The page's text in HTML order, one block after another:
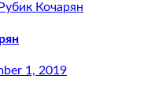
1, 2019